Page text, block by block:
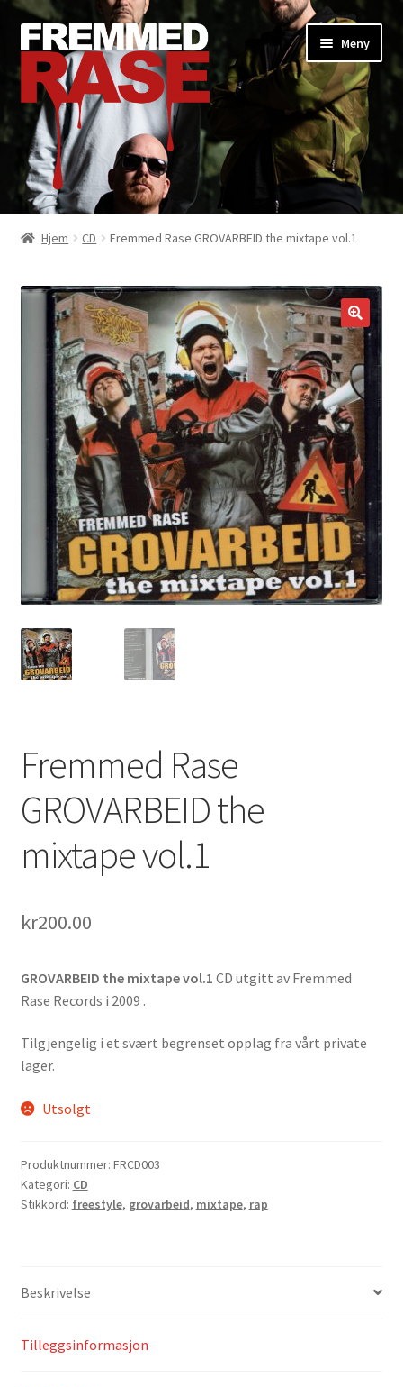
Hopp
til
navigasjon
Hopp
til
innhold
Meny
Shop
Hjem CD Fremmed Rase GROVARBEID the mixtape vol.1
Fremmed Rase
GROVARBEID the
mixtape vol.1
kr200.00
GROVARBEID the mixtape vol.1 CD utgitt av Fremmed
Rase Records i 2009 .
Tilgjengelig i et svært begrenset opplag fra vårt private
lager.
Utsolgt
Produktnummer: FRCD003
Kategori: CD
Stikkord: freestyle, grovarbeid, mixtape, rap
Beskrivelse
Tilleggsinformasjon